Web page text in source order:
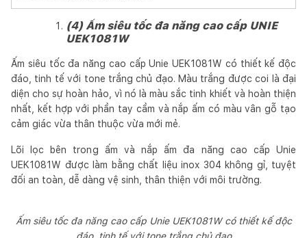
(4) Ấm siêu tốc đa năng cao cấp UNIE
UEK1081W
Ấm siêu tốc đa năng cao cấp Unie UEK1081W có thiết kế độc
đáo, tinh tế với tone trắng chủ đạo. Màu trắng được coi là đại
diện cho sự hoàn hảo, vì nó là màu sắc tinh khiết và hoàn thiện
nhất, kết hợp với phần tay cầm và nắp ấm có màu vân gỗ tạo
cảm giác vừa thân thuộc vừa mới mẻ.
Lõi lọc bên trong ấm và nắp ấm đa năng cao cấp Unie
UEK1081W được làm bằng chất liệu inox 304 không gỉ, tuyệt
đối an toàn, dễ dàng vệ sinh, thân thiện với môi trường.
Ấm siêu tốc đa năng cao cấp Unie UEK1081W có thiết kế độc